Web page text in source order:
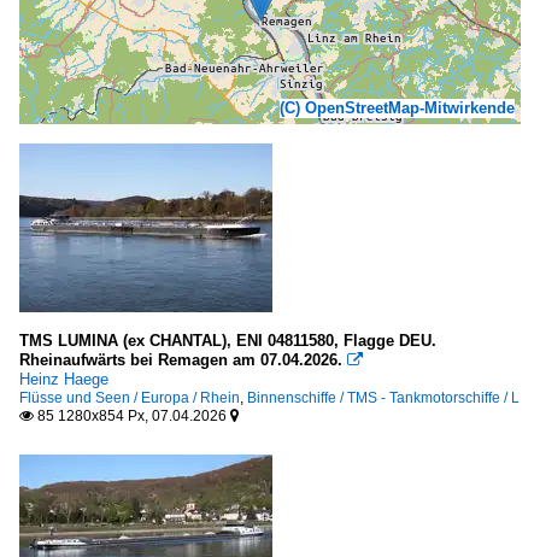
(C) OpenStreetMap-Mitwirkende
TMS LUMINA (ex CHANTAL), ENI 04811580, Flagge DEU.
Rheinaufwärts bei Remagen am 07.04.2026. 
Heinz Haege
Flüsse und Seen / Europa / Rhein, Binnenschiffe / TMS - Tankmotorschiffe / L
 85 1280x854 Px, 07.04.2026 